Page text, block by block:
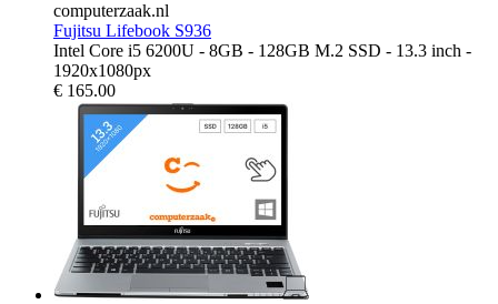
computerzaak.nl
Fujitsu Lifebook S936
Intel Core i5 6200U - 8GB - 128GB M.2 SSD - 13.3 inch -
1920x1080px
€ 165.00